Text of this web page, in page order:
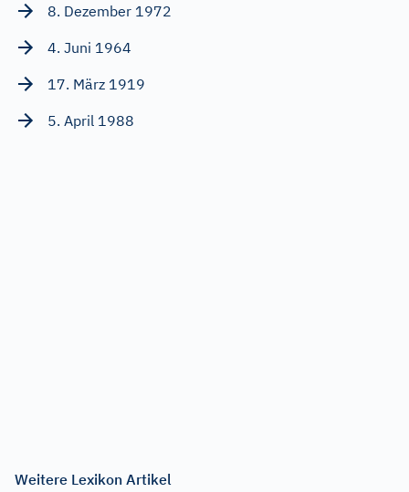
8. Dezember 1972
4. Juni 1964
17. März 1919
5. April 1988
Weitere Lexikon Artikel